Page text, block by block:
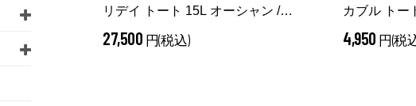
リデイ トート 15L オーシャン /
BEDT-15-DS-3
27,500 円(税込)
カブル トー
3 （ エクリ
4,950 円(税